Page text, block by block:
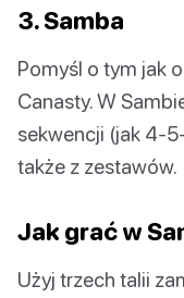
3. Samba
Pomyśl o tym jak
Canasty. W
sekwencji (jak 4-
także z zestawów.
Jak grać w
Użyj trzech talii